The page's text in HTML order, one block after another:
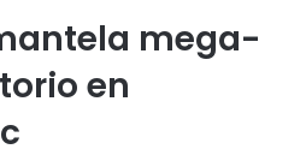
mega-
en